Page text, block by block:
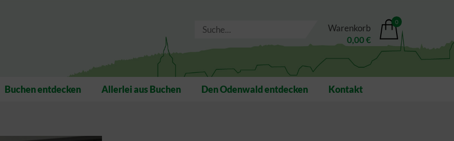
0
Warenkorb
0,00 €
Buchen entdecken Allerlei aus Buchen Den Odenwald entdecken Kontakt